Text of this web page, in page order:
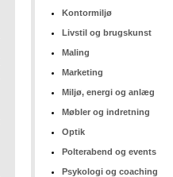
Kontormiljø
Livstil og brugskunst
Maling
Marketing
Miljø, energi og anlæg
Møbler og indretning
Optik
Polterabend og events
Psykologi og coaching